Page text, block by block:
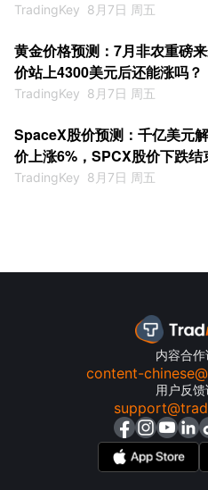
TradingKey 8月7日 周五
黄金价格预测：7月非农重磅
价站上4300美元后还能涨吗？
TradingKey 8月7日 周五
SpaceX股价预测：千亿美元
价上涨6%，SPCX股价下跌结
TradingKey 8月7日 周五
内容合
content-
用户反